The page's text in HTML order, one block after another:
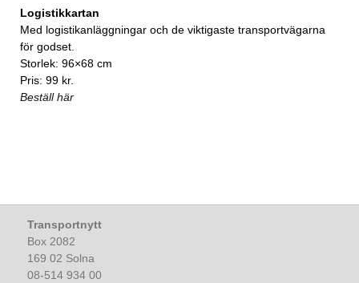
Logistikkartan
Med logistikanläggningar och de viktigaste transportvägarna
för godset.
Storlek: 96×68 cm
Pris: 99 kr.
Beställ här
Transportnytt
Box 2082
169 02 Solna
08-514 934 00